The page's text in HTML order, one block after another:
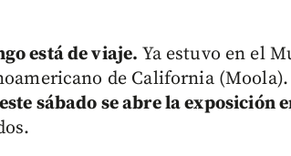
está de viaje. Ya estuvo en el
de California
este sábado se abre la exposición